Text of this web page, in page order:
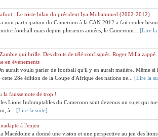
: Le triste bilan du président Iya Mohammed (2002-2012)
non participation du Cameroun à la CAN 2012 a fait couler
football mais depuis plusieurs années, le Cameroun... [Lire la
qui brille. Des droits de télé confisqués. Roger Milla
en événements
aurait voulu parler de football qu'il y en aurait matière. Même si
cette 28e édition de la Coupe d'Afrique des nations ne... [Lire la
la fausse note de trop !
Lions Indomptables du Cameroun sont devenus un sujet qui
à... [Lire la suite]
à l'enjeu
Macédoine a donné une vision et une perspective au jeu des